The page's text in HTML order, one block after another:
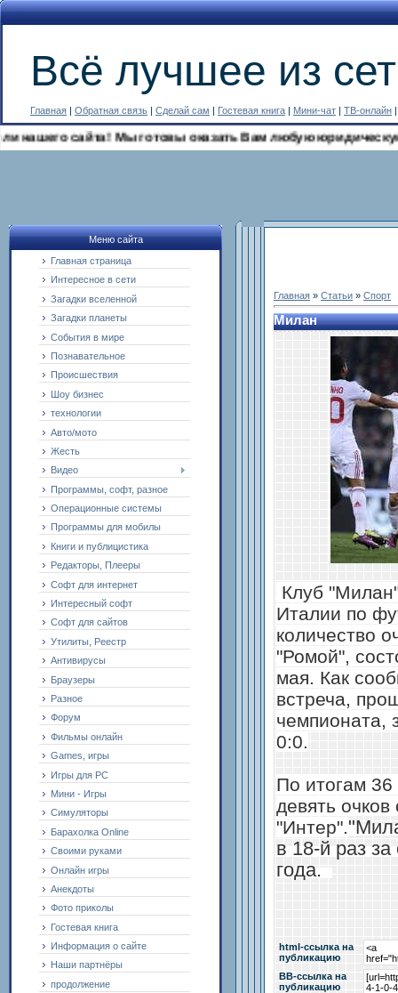
Всё лучшее из
Главная | Обратная связь | Сделай сам | Гостевая книга | Мини-чат | ТВ-онлайн
сайта! Мы готовы оказать Вам любую юридическую
Меню сайта
Главная страница
Интересное в сети
Загадки вселенной
Загадки планеты
События в мире
Познавательное
Происшествия
Шоу бизнес
технологии
Авто/мото
Жесть
Видео
Программы, софт, разное
Операционные системы
Программы для мобилы
Книги и публицистика
Редакторы, Плееры
Софт для интернет
Интересный софт
Софт для сайтов
Утилиты, Реестр
Антивирусы
Браузеры
Разное
Форум
Фильмы онлайн
Games, игры
Игры для PC
Мини - Игры
Симуляторы
Барахолка Online
Своими руками
Онлайн игры
Анекдоты
Фото приколы
Гостевая книга
Информация о сайте
Наши партнёры
продолжение
Главная » Статьи » Спорт
Милан
Клуб
Италии по
количество
"Ромой",
мая. Как
встреча,
чемпионата,
0:0.
По итогам
девять
"Интер".
в 18-й раз
года.
html-cсылка на
публикацию
BB-cсылка на
публикацию